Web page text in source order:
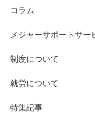
コラム
メジャーサポートサー
制度について
就労について
特集記事